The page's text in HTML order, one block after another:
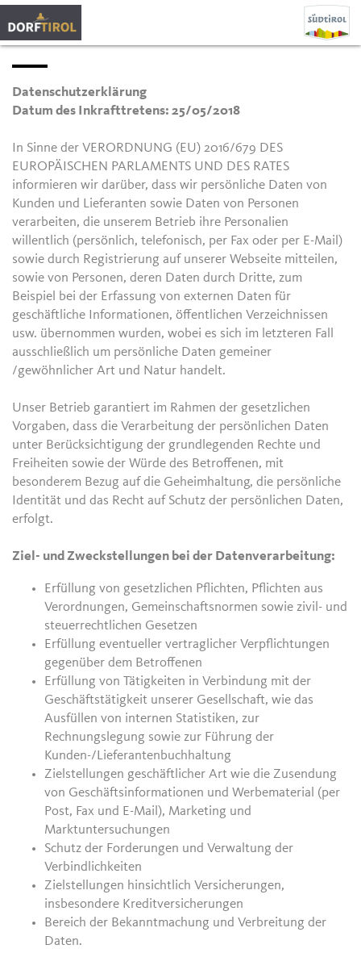
Datenschutzerklärung
Datum des Inkrafttretens: 25/05/2018
In Sinne der VERORDNUNG (EU) 2016/679 DES
EUROPÄISCHEN PARLAMENTS UND DES RATES
informieren wir darüber, dass wir persönliche Daten von
Kunden und Lieferanten sowie Daten von Personen
verarbeiten, die unserem Betrieb ihre Personalien
willentlich (persönlich, telefonisch, per Fax oder per E-Mail)
sowie durch Registrierung auf unserer Webseite mitteilen,
sowie von Personen, deren Daten durch Dritte, zum
Beispiel bei der Erfassung von externen Daten für
geschäftliche Informationen, öffentlichen Verzeichnissen
usw. übernommen wurden, wobei es sich im letzteren Fall
ausschließlich um persönliche Daten gemeiner
/gewöhnlicher Art und Natur handelt.
Unser Betrieb garantiert im Rahmen der gesetzlichen
Vorgaben, dass die Verarbeitung der persönlichen Daten
unter Berücksichtigung der grundlegenden Rechte und
Freiheiten sowie der Würde des Betroffenen, mit
besonderem Bezug auf die Geheimhaltung, die persönliche
Identität und das Recht auf Schutz der persönlichen Daten,
erfolgt.
Ziel- und Zweckstellungen bei der Datenverarbeitung:
Erfüllung von gesetzlichen Pflichten, Pflichten aus
Verordnungen, Gemeinschaftsnormen sowie zivil- und
steuerrechtlichen Gesetzen
Erfüllung eventueller vertraglicher Verpflichtungen
gegenüber dem Betroffenen
Erfüllung von Tätigkeiten in Verbindung mit der
Geschäftstätigkeit unserer Gesellschaft, wie das
Ausfüllen von internen Statistiken, zur
Rechnungslegung sowie zur Führung der
Kunden-/Lieferantenbuchhaltung
Zielstellungen geschäftlicher Art wie die Zusendung
von Geschäftsinformationen und Werbematerial (per
Post, Fax und E-Mail), Marketing und
Marktuntersuchungen
Schutz der Forderungen und Verwaltung der
Verbindlichkeiten
Zielstellungen hinsichtlich Versicherungen,
insbesondere Kreditversicherungen
Bereich der Bekanntmachung und Verbreitung der
Daten.